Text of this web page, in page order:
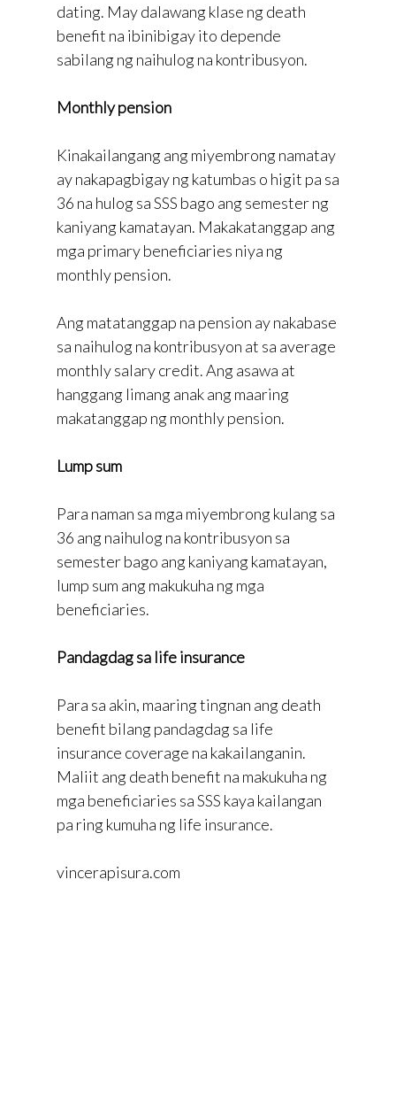
dating. May dalawang klase ng death
benefit na ibinibigay ito depende
sabilang ng naihulog na kontribusyon.
Monthly pension
Kinakailangang ang miyembrong namatay
ay nakapagbigay ng katumbas o higit pa sa
36 na hulog sa SSS bago ang semester ng
kaniyang kamatayan. Makakatanggap ang
mga primary beneficiaries niya ng
monthly pension.
Ang matatanggap na pension ay nakabase
sa naihulog na kontribusyon at sa average
monthly salary credit. Ang asawa at
hanggang limang anak ang maaring
makatanggap ng monthly pension.
Lump sum
Para naman sa mga miyembrong kulang sa
36 ang naihulog na kontribusyon sa
semester bago ang kaniyang kamatayan,
lump sum ang makukuha ng mga
beneficiaries.
Pandagdag sa life insurance
Para sa akin, maaring tingnan ang death
benefit bilang pandagdag sa life
insurance coverage na kakailanganin.
Maliit ang death benefit na makukuha ng
mga beneficiaries sa SSS kaya kailangan
pa ring kumuha ng life insurance.
vincerapisura.com